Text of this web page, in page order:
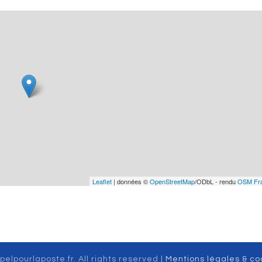
Leaflet | données ©OpenStreetMap/ODbL - renduOSM
All rights reserved | Mentions légales &